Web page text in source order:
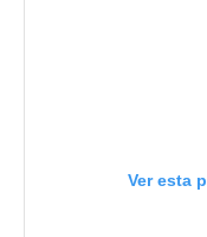
Ver esta